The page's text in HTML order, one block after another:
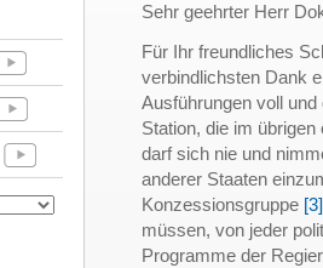
Sehr geehrter Herr
Für Ihr freundliches
verbindlichsten Dank
Ausführungen voll
Station, die im
darf sich nie und
anderer Staaten
Konzessionsgruppe [3]
müssen, von jeder
Programme der